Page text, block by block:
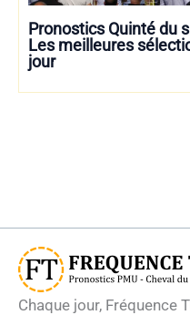
Pronostics Quinté du
Les meilleures
jour
Chaque jour, Fréquence